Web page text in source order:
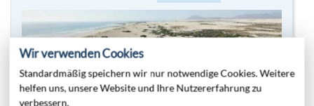
Wir verwenden Cookies
Standardmäßig speichern wir nur notwendige Cookies. Weitere
helfen uns, unsere Website und Ihre Nutzererfahrung zu
verbessern.